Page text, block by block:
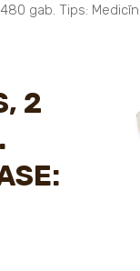
gab. Tips:
2